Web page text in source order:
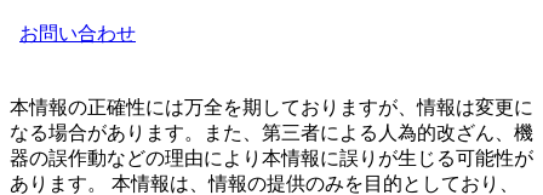
お問い合わせ
本情報の正確性には万全を期しておりますが、情報は変更に
なる場合があります。また、第三者による人為的改ざん、機
器の誤作動などの理由により本情報に誤りが生じる可能性が
あります。 本情報は、情報の提供のみを目的としており、